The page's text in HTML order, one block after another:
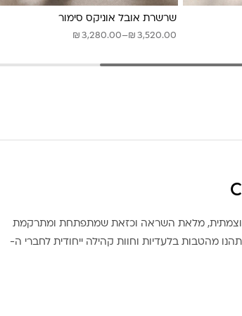
שרשרת אובל אוניקס סימור
₪ 3,280.00–₪ 3,520.00
טווח
מלאת השראה וכזאת שמתפתחת ומתרקמת
מהטבות בלעדיות וחוות קהילה ייחודית לחברי ה-